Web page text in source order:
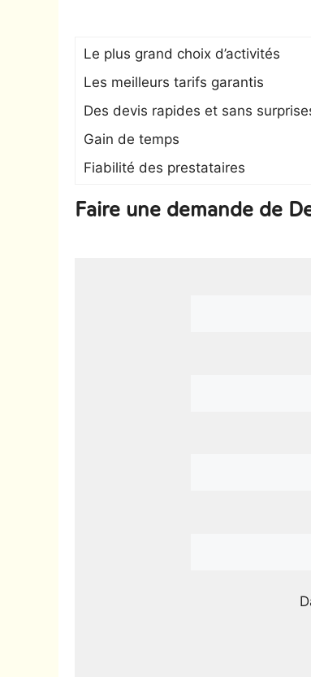
Le plus grand choix d’activités
Les meilleurs tarifs garantis
Des devis rapides et sans
Gain de temps
Fiabilité des prestataires
Faire une demande de